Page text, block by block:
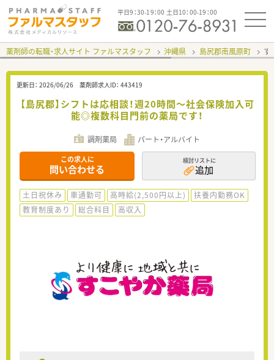
平日9：30-19：00 土日10：00-19：00
薬剤師の転職・求人サイト ファルマスタッフ 沖縄県 島尻郡南風原町 す
更新日： 2026/06/26 薬剤師求人ID： 443419
【島尻郡】シフトは応相談！週20時間～社会保険加入可
能◎複数科目門前の薬局です！
調剤薬局 パート・アルバイト
この求人に
問い合わせる
検討リストに
追加
土日祝休み 車通勤可 高時給(2,500円以上)
扶養内勤務OK
教育制度あり
総合科目 高収入